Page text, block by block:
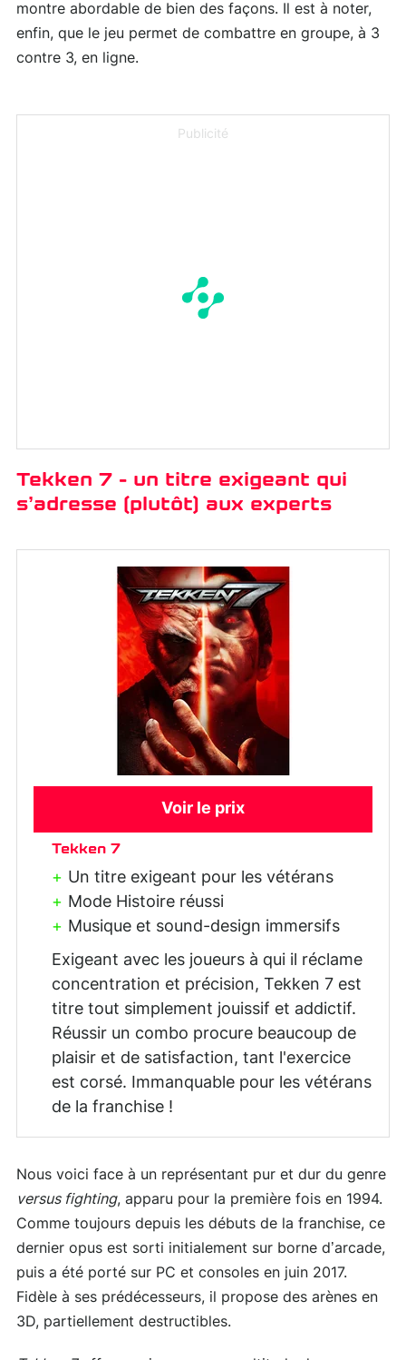
montre abordable de bien des façons. Il est à noter,
enfin, que le jeu permet de combattre en groupe, à 3
contre 3, en ligne.
Publicité
Tekken 7 - un titre exigeant qui
s’adresse (plutôt) aux experts
Voir le prix
Tekken 7
Un titre exigeant pour les vétérans
Mode Histoire réussi
Musique et sound-design immersifs
Exigeant avec les joueurs à qui il réclame
concentration et précision, Tekken 7 est
titre tout simplement jouissif et addictif.
Réussir un combo procure beaucoup de
plaisir et de satisfaction, tant l'exercice
est corsé. Immanquable pour les vétérans
de la franchise !
Nous voici face à un représentant pur et dur du genre
versus fighting, apparu pour la première fois en 1994.
Comme toujours depuis les débuts de la franchise, ce
dernier opus est sorti initialement sur borne d’arcade,
puis a été porté sur PC et consoles en juin 2017.
Fidèle à ses prédécesseurs, il propose des arènes en
3D, partiellement destructibles.